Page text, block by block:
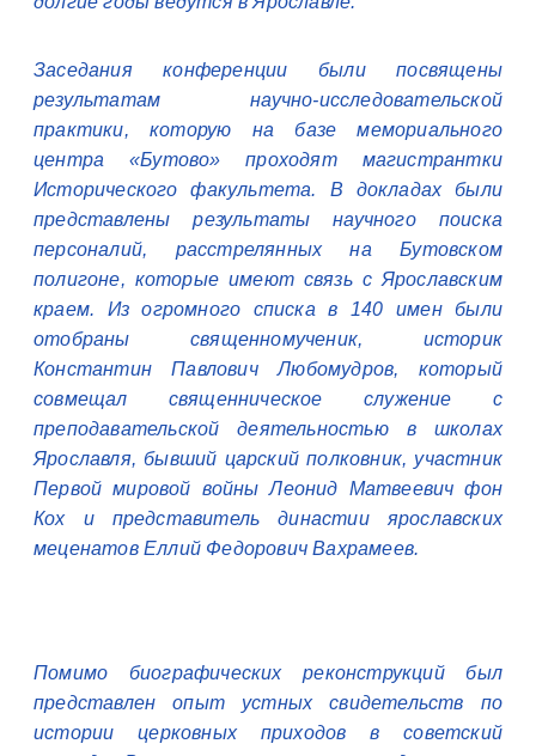
Заседания конференции были посвящены
результатам научно-исследовательской
практики, которую на базе мемориального
центра «Бутово» проходят магистрантки
Исторического факультета. В докладах были
представлены результаты научного поиска
персоналий, расстрелянных на Бутовском
полигоне, которые имеют связь с Ярославским
краем. Из огромного списка в 140 имен были
отобраны священномученик, историк
Константин Павлович Любомудров, который
совмещал священническое служение с
преподавательской деятельностью в школах
Ярославля, бывший царский полковник, участник
Первой мировой войны Леонид Матвеевич фон
Кох и представитель династии ярославских
меценатов Еллий Федорович Вахрамеев.
Помимо биографических реконструкций был
представлен опыт устных свидетельств по
истории церковных приходов в советский